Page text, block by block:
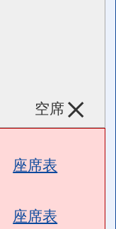
空席
座席表
座席表